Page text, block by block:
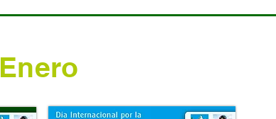
Enero